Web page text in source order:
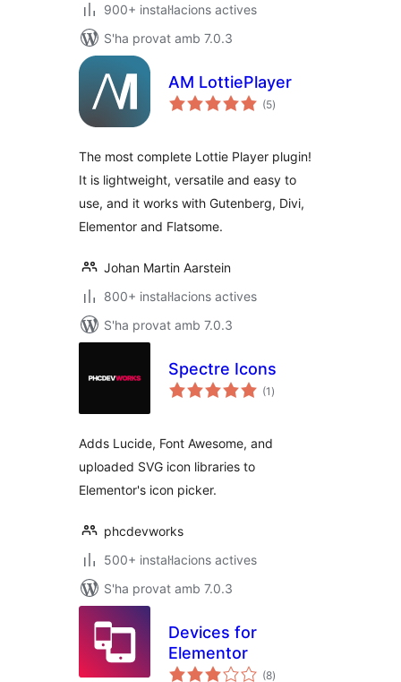
900+ instal·lacions actives
S'ha provat amb 7.0.3
AM LottiePlayer
(5puntuacions
totals
)
The most complete Lottie Player plugin!
It is lightweight, versatile and easy to
use, and it works with Gutenberg, Divi,
Elementor and Flatsome.
Johan Martin Aarstein
800+ instal·lacions actives
S'ha provat amb 7.0.3
Spectre Icons
(1 puntuacions
totals
)
Adds Lucide, Font Awesome, and
uploaded SVG icon libraries to
Elementor's icon picker.
phcdevworks
500+ instal·lacions actives
S'ha provat amb 7.0.3
Devices for
Elementor
(8puntuacions
)